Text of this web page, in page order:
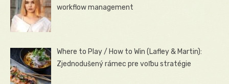
workflow management
Where to Play / How to Win (Lafley & Martin):
Zjednodušený rámec pre voľbu stratégie